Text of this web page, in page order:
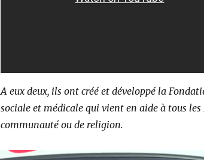
A eux deux, ils ont créé et développé la
sociale et médicale qui vient en aide à tous
communauté ou de religion.